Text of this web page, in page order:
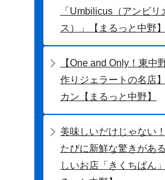
「Umbilicus（アンビリ
ス）」【まるっと中野】
【One and Only！東中
作りジェラートの名店
カン【まるっと中野】
美味しいだけじゃない
たびに新鮮な驚きがあ
しいお店「きくちぱん